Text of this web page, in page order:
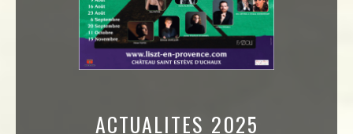
ACTUALITES 2025